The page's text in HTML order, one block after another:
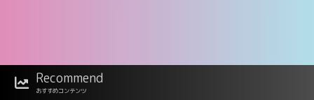
Recommend
おすすめコンテンツ